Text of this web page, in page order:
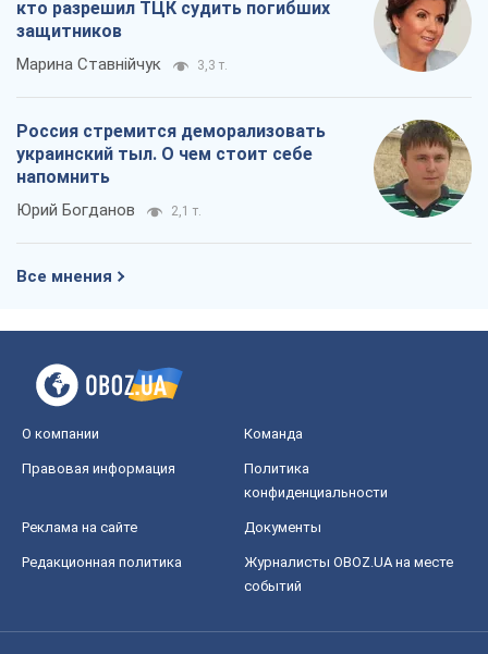
кто разрешил ТЦК судить погибших
защитников
Марина Ставнійчук 3,3 т.
Россия стремится деморализовать
украинский тыл. О чем стоит себе
напомнить
Юрий Богданов 2,1 т.
Все мнения
О компании Команда
Правовая информация
Политика
конфиденциальности
Реклама на сайте Документы
Редакционная политика
Журналисты OBOZ.UA на месте
событий